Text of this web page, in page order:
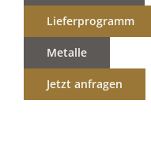
Lieferprogramm
Metalle
Jetzt anfragen